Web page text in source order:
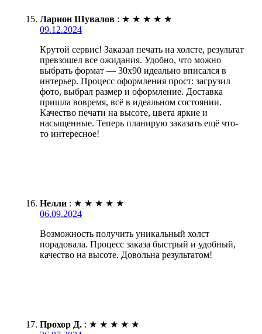
Ларион Шувалов : ★ ★ ★ ★ ★
09.12.2024
Крутой сервис! Заказал печать на холсте, результат
превзошел все ожидания. Удобно, что можно
выбрать формат — 30х90 идеально вписался в
интерьер. Процесс оформления прост: загрузил
фото, выбрал размер и оформление. Доставка
пришла вовремя, всё в идеальном состоянии.
Качество печати на высоте, цвета яркие и
насыщенные. Теперь планирую заказать ещё что-
то интересное!
Нелли : ★ ★ ★ ★ ★
06.09.2024
Возможность получить уникальный холст
порадовала. Процесс заказа быстрый и удобный,
качество на высоте. Довольна результатом!
Прохор Д. : ★ ★ ★ ★ ★